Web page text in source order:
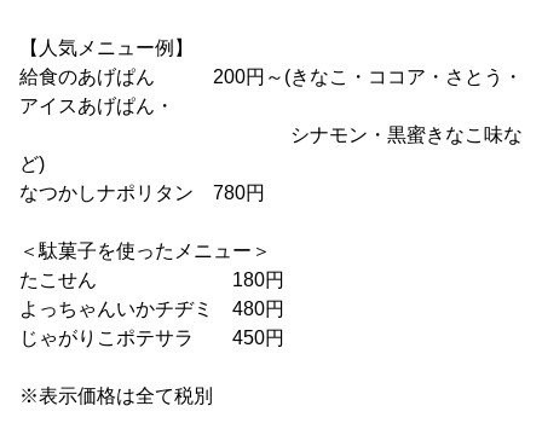
【人気メニュー例】
給食のあげぱん 200円～(きなこ・ココア・さとう・
アイスあげぱん・
シナモン・黒蜜きなこ味な
ど)
なつかしナポリタン 780円
＜駄菓子を使ったメニュー＞
たこせん 180円
よっちゃんいかチヂミ 480円
じゃがりこポテサラ 450円
※表示価格は全て税別